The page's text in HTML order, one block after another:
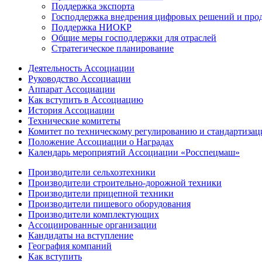
Поддержка экспорта
Господдержка внедрения цифровых решений и
Поддержка НИОКР
Общие меры господдержки для отраслей
Стратегическое планирование
Деятельность Ассоциации
Руководство Ассоциации
Аппарат Ассоциации
Как вступить в Ассоциацию
История Ассоциации
Технические комитеты
Комитет по техническому регулированию и
Положение Ассоциации о Наградах
Календарь мероприятий Ассоциации «Росспецмаш»
Производители сельхозтехники
Производители строительно-дорожной техники
Производители прицепной техники
Производители пищевого оборудования
Производители комплектующих
Ассоциированные организации
Кандидаты на вступление
География компаний
Как вступить